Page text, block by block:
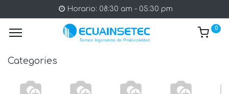
Horario: 08:30 am - 05:30 pm
0
Categories